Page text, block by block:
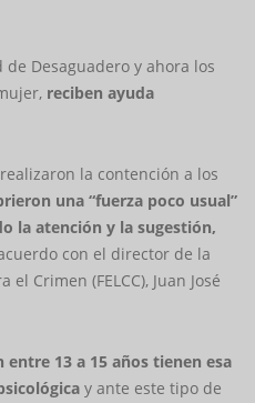
Desaguadero y ahora los
reciben ayuda
la contención a los
una “fuerza poco usual”
la atención y la sugestión,
con el director de la
Crimen (FELCC), Juan José
entre 13 a 15 años tienen esa
y ante este tipo de